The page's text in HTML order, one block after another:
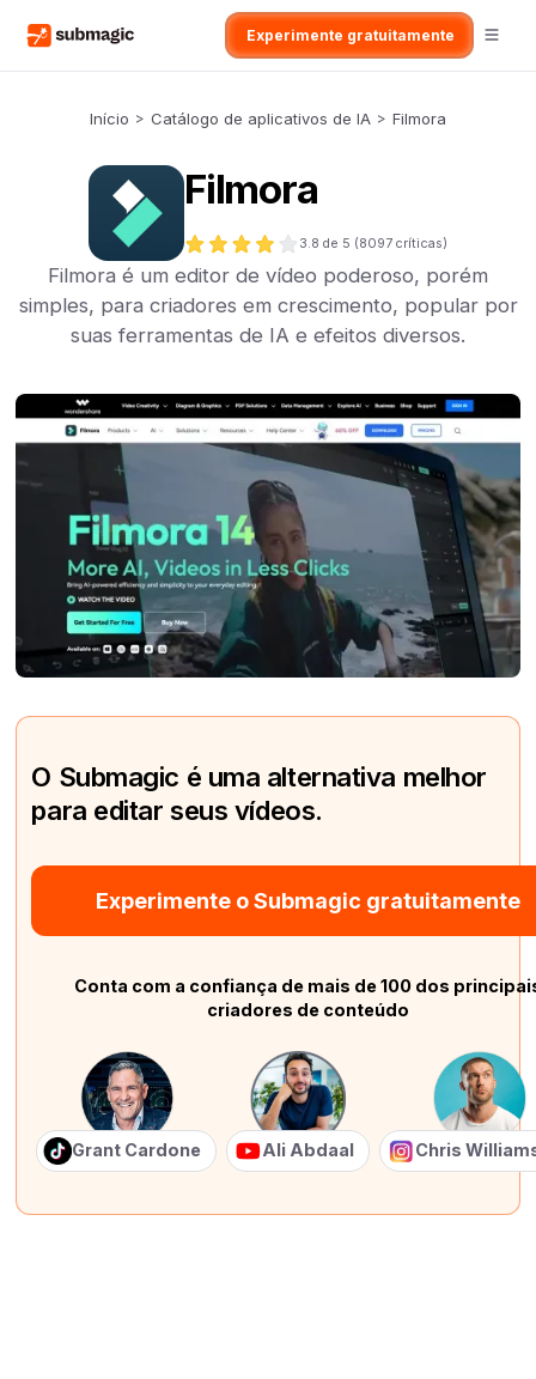
Experimente gratuitamente
Início > Catálogo de aplicativos de IA > Filmora
Filmora
3.8 de 5 (8097 críticas)
Filmora é um editor de vídeo poderoso, porém
simples, para criadores em crescimento, popular por
suas ferramentas de IA e efeitos diversos.
O Submagic é uma alternativa melhor
para editar seus vídeos.
Experimente o Submagic gratuitamente
Conta com a confiança de mais de 100 dos
criadores de conteúdo
Grant Cardone Ali Abdaal Chris